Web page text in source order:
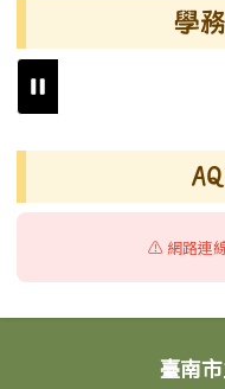
學
⚠️ 網路連
頁尾區域內容
臺南